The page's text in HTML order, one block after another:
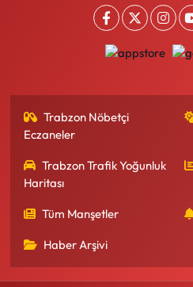
Trabzon Nöbetçi
Eczaneler
Trabzon Trafik Yoğunluk
Haritası
Tüm Manşetler
Haber Arşivi